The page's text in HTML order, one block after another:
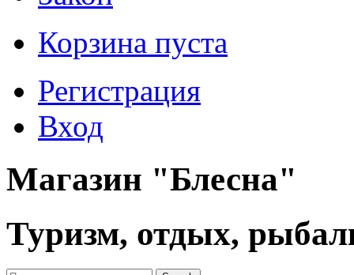
Корзина пуста
Регистрация
Вход
Магазин "Блесна"
Туризм, отдых,